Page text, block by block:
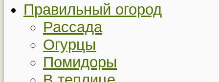
Правильный огород
Рассада
Огурцы
Помидоры